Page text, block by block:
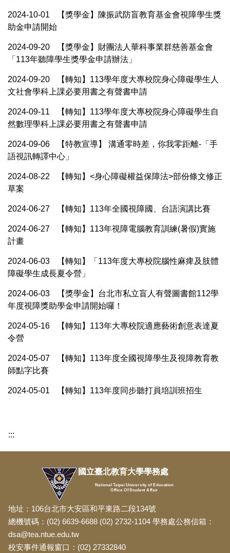
2024-10-01
【獎學金】陳振武防盲教育基金會視障學生獎
助金申請開始
2024-09-20
【獎學金】財團法人華科事業群慈善基金會
「113年聽障學生獎學金申請辦法」
2024-09-20
【轉知】113學年度大專校院身心障礙學生人
文社會學科上課必要用書之有聲書申請
2024-09-11
【轉知】113學年度大專校院身心障礙學生自
然數理學科上課必要用書之有聲書申請
2024-09-06
【特教宣導】 溝通零時差，你我零距離-「手
語視訊轉譯中心」
2024-08-22
【轉知】<身心障礙權益保障法>部份條文修正
草案
2024-06-27 【轉知】113年全國視障國、台語演講比賽
2024-06-27
【轉知】113年視障電腦教育訓練(暑假)實施
計畫
2024-06-03
【轉知】「113年度大專校院腦性麻痺及肢體
障礙學生成長夏令營」
2024-06-03
【獎學金】台北市私立盲人有聲圖書館112學
年度視障獎助學金申請開始囉！
2024-05-16
【轉知】113年大專校院適應藝術創意表達夏
令營
2024-05-07
【轉知】113年度全國視障學生及視障教育教
師點字比賽
2024-05-01 【轉知】113年度同步聽打員培訓班招生
:::
國立臺北教育大學學務處
National Taipei University of Education
Office Of Student Affair
地址：106台北市大安區和平東路二段134號
總機號碼：(02) 6639-6688 (02) 2732-1104 學務處公務信箱：
dsa@tea.ntue.edu.tw
校安事件通報窗口：(02) 27332840